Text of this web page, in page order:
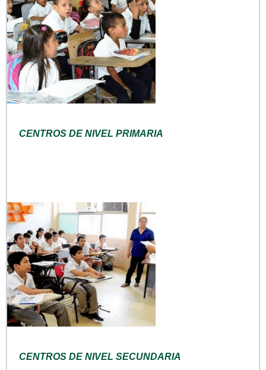
CENTROS DE NIVEL PRIMARIA
CENTROS DE NIVEL SECUNDARIA